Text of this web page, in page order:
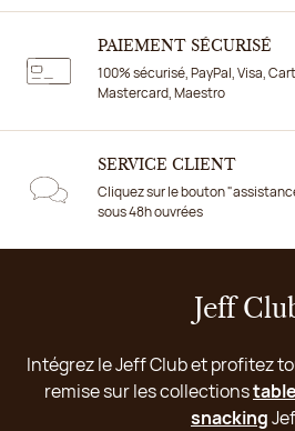
PAIEMENT SÉCURISÉ
100% sécurisé, PayPal, Visa,
Mastercard, Maestro
SERVICE CLIENT
Cliquez sur le bouton
sous 48h ouvrées
Jeff
Intégrez le Jeff Club et profitez
remise sur les collections
snacking